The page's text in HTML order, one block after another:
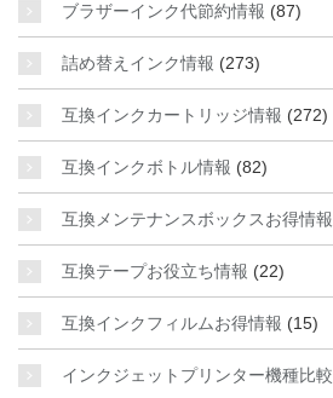
ブラザーインク代節約情報 (87)
詰め替えインク情報 (273)
互換インクカートリッジ情報 (272)
互換インクボトル情報 (82)
互換メンテナンスボックスお得情報
互換テープお役立ち情報 (22)
互換インクフィルムお得情報 (15)
インクジェットプリンター機種比較